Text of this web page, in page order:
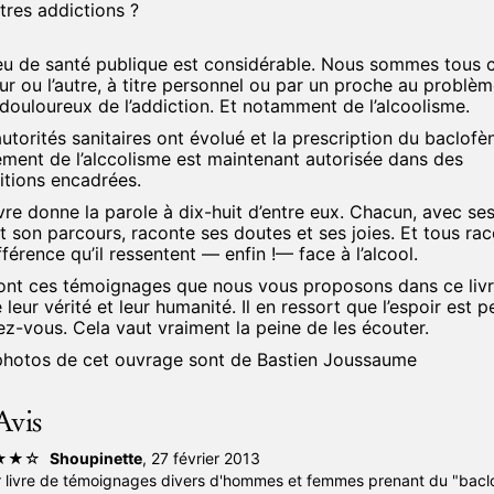
addictions ?
de santé publique est considérable. Nous sommes tous
ou l’autre, à titre personnel ou par un proche au
de l’addiction. Et notamment de l’alcoolisme.
sanitaires ont évolué et la prescription du
de l’alccolisme est maintenant autorisée dans des
encadrées.
donne la parole à dix-huit d’entre eux. Chacun, avec
son parcours, raconte ses doutes et ses joies. Et tous
qu’il ressentent — enfin !— face à l’alcool.
ces témoignages que nous vous proposons dans ce
leur vérité et leur humanité. Il en ressort que l’espoir est
vous. Cela vaut vraiment la peine de les écouter.
de cet ouvrage sont de Bastien Joussaume
Shoupinette, 27 février 2013
livre de témoignages divers d'hommes et femmes prenant du
au format pdf qui peuvent être lus sur absolument tous
le logiciel adéquat de lecture (Adobe Reader ) ce